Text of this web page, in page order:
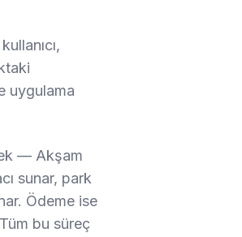
uygulama
— Akşam
sunar, park
Ödeme ise
bu süreç